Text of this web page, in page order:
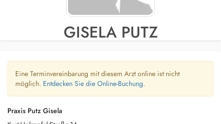
GISELA PUTZ
Eine Terminvereinbarung mit diesem Arzt online ist nicht
möglich. Entdecken Sie die Online-Buchung.
Praxis Putz Gisela